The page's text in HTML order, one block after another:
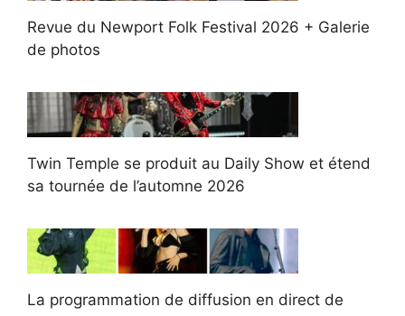
Revue du Newport Folk Festival 2026 + Galerie
de photos
Twin Temple se produit au Daily Show et étend
sa tournée de l’automne 2026
La programmation de diffusion en direct de